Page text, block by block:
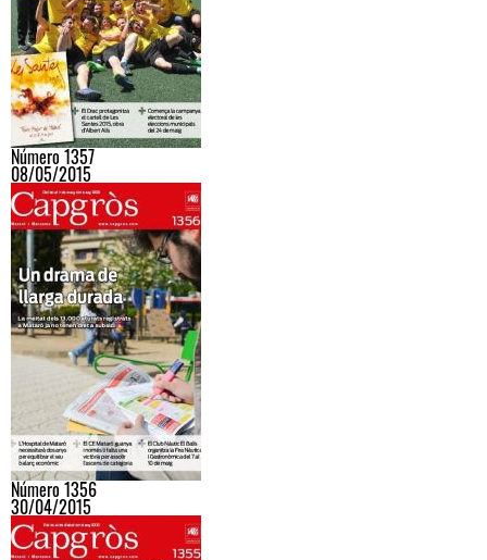
Número 1357
08/05/2015
Número 1356
30/04/2015